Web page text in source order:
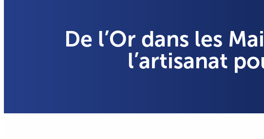
De l’Or dans les
l’artisanat